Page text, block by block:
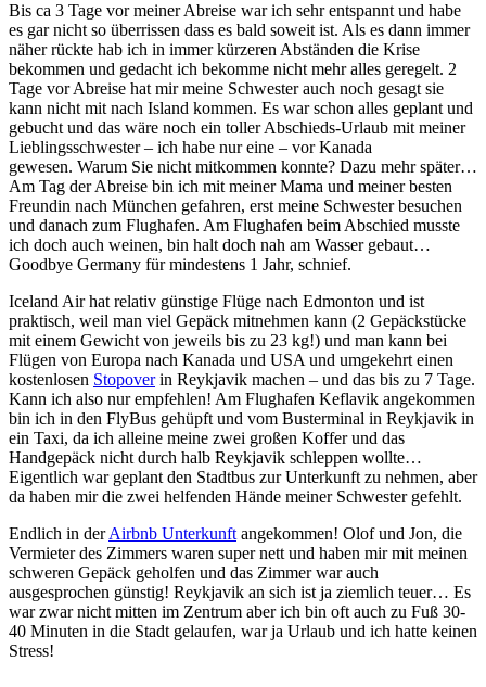
Bis ca 3 Tage vor meiner Abreise war ich sehr entspannt und habe
es gar nicht so überrissen dass es bald soweit ist. Als es dann immer
näher rückte hab ich in immer kürzeren Abständen die Krise
bekommen und gedacht ich bekomme nicht mehr alles geregelt. 2
Tage vor Abreise hat mir meine Schwester auch noch gesagt sie
kann nicht mit nach Island kommen. Es war schon alles geplant und
gebucht und das wäre noch ein toller Abschieds-Urlaub mit meiner
Lieblingsschwester – ich habe nur eine – vor Kanada
gewesen. Warum Sie nicht mitkommen konnte? Dazu mehr später…
Am Tag der Abreise bin ich mit meiner Mama und meiner besten
Freundin nach München gefahren, erst meine Schwester besuchen
und danach zum Flughafen. Am Flughafen beim Abschied musste
ich doch auch weinen, bin halt doch nah am Wasser gebaut…
Goodbye Germany für mindestens 1 Jahr, schnief.
Iceland Air hat relativ günstige Flüge nach Edmonton und ist
praktisch, weil man viel Gepäck mitnehmen kann (2 Gepäckstücke
mit einem Gewicht von jeweils bis zu 23 kg!) und man kann bei
Flügen von Europa nach Kanada und USA und umgekehrt einen
kostenlosen Stopoverin Reykjavik machen – und das bis zu 7 Tage.
Kann ich also nur empfehlen! Am Flughafen Keflavik angekommen
bin ich in den FlyBus gehüpft und vom Busterminal in Reykjavik in
ein Taxi, da ich alleine meine zwei großen Koffer und das
Handgepäck nicht durch halb Reykjavik schleppen wollte…
Eigentlich war geplant den Stadtbus zur Unterkunft zu nehmen, aber
da haben mir die zwei helfenden Hände meiner Schwester gefehlt.
Endlich in derAirbnb Unterkunft angekommen! Olof und Jon, die
Vermieter des Zimmers waren super nett und haben mir mit meinen
schweren Gepäck geholfen und das Zimmer war auch
ausgesprochen günstig! Reykjavik an sich ist ja ziemlich teuer… Es
war zwar nicht mitten im Zentrum aber ich bin oft auch zu Fuß 30-
40 Minuten in die Stadt gelaufen, war ja Urlaub und ich hatte keinen
Stress!